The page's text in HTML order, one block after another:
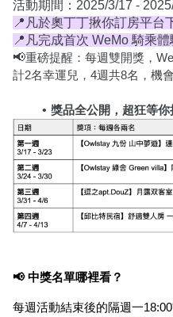
📍凡於奧丁丁揪你訂房平台
📍凡完成首次 WeMo 騎乘
📢重磅提醒：每週雙開獎，
計2名幸運兒，4週共8名，機
獎品全公開，超狂等你
📢 中獎名單哪裡看？
每週活動結束後的隔週一